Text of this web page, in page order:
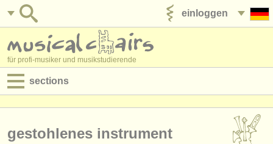
einloggen
für profi-musiker und musikstudierende
sections
gestohlenes instrument